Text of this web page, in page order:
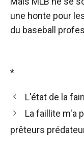
une honte pour
du baseball
*
L'état de la
La faillite m'a
prêteurs